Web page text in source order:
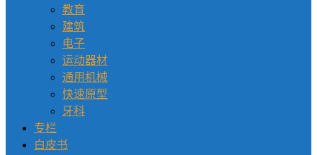
教育
建筑
电子
运动器材
通用机械
快速原型
牙科
专栏
白皮书